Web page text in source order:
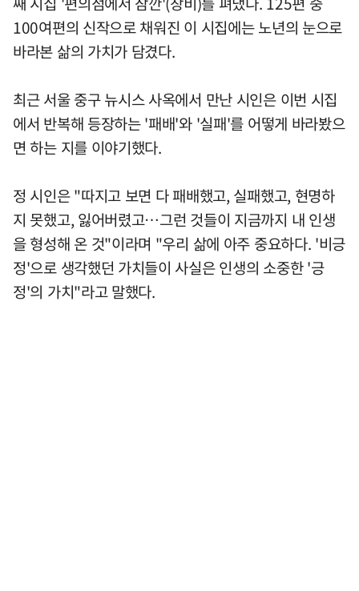
100여편의 신작으로 채워진 이 시집에는 노년의 눈으로
바라본 삶의 가치가 담겼다.
최근 서울 중구 뉴시스 사옥에서 만난 시인은 이번 시집
에서 반복해 등장하는 '패배'와 '실패'를 어떻게 바라봤으
면 하는 지를 이야기했다.
정 시인은 "따지고 보면 다 패배했고, 실패했고, 현명하
지 못했고, 잃어버렸고…그런 것들이 지금까지 내 인생
을 형성해 온 것"이라며 "우리 삶에 아주 중요하다. '비긍
정'으로 생각했던 가치들이 사실은 인생의 소중한 '긍
정'의 가치"라고 말했다.